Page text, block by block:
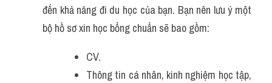
đến khả năng đi du học của bạn. Bạn nên lưu ý một
bộ hồ sơ xin học bổng chuẩn sẽ bao gồm:
CV.
Thông tin cá nhân, kinh nghiệm học tập,